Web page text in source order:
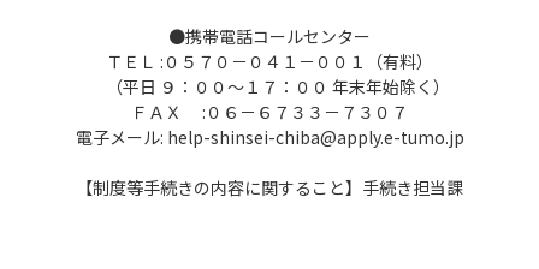
（５）協議会
千葉県、千葉県内の市町村、一部事務組
合及び広域連合で構成し、本サービスを運営
する千葉県電子自治体共同運営協議会。
（６）利用者
本サービスを利用される個人、法人また
は団体。
●携帯電話コールセンター
ＴＥＬ :０５７０－０４１－００１（有料）
（平日 ９：００～１７：００ 年末年始除く）
ＦＡＸ :０６－６７３３－７３０７
電子メール: help-shinsei-chiba@apply.e-tumo.jp
【制度等手続きの内容に関すること】手続き担当課